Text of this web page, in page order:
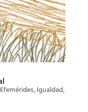
Efemérides, Igualdad,